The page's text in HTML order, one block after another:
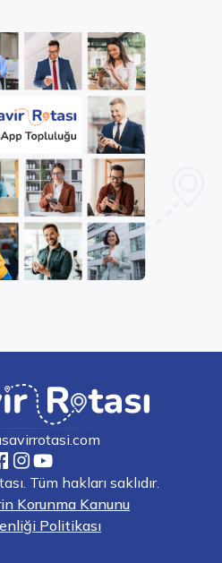
Tüm hakları saklıdır.
Korunma Kanunu
Politikası